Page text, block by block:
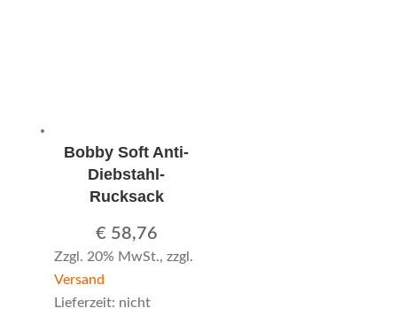
Bobby Soft Anti-
Diebstahl-
Rucksack
€ 58,76
Zzgl. 20% MwSt., zzgl.
Versand
Lieferzeit: nicht